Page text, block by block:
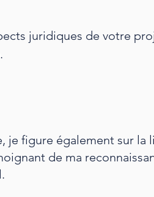
juridiques de votre
je figure également sur la
de ma